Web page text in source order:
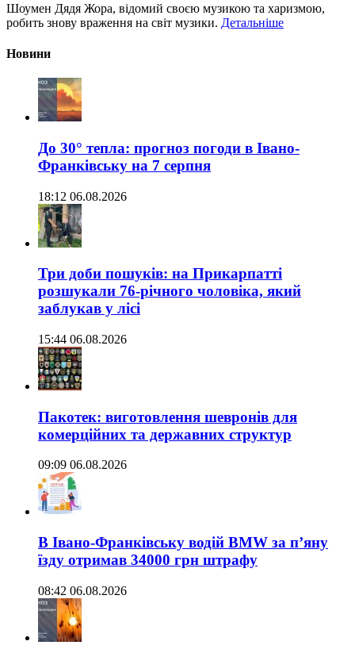
Шоумен Дядя Жора, відомий своєю музикою та харизмою,
робить знову враження на світ музики. Детальніше
Новини
До 30° тепла: прогноз погоди в Івано-
Франківську на 7 серпня
18:12 06.08.2026
Три доби пошуків: на Прикарпатті
розшукали 76-річного чоловіка, який
заблукав у лісі
15:44 06.08.2026
Пакотек: виготовлення шевронів для
комерційних та державних структур
09:09 06.08.2026
В Івано-Франківську водій BMW за п’яну
їзду отримав 34000 грн штрафу
08:42 06.08.2026